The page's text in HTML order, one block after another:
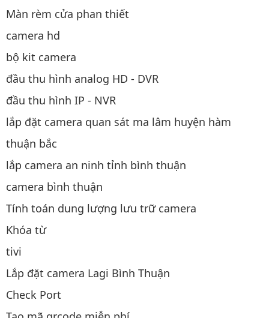
Màn rèm cửa phan thiết
camera hd
bộ kit camera
đầu thu hình analog HD - DVR
đầu thu hình IP - NVR
lắp đặt camera quan sát ma lâm huyện hàm
thuận bắc
lắp camera an ninh tỉnh bình thuận
camera bình thuận
Tính toán dung lượng lưu trữ camera
Khóa từ
tivi
Lắp đặt camera Lagi Bình Thuận
Check Port